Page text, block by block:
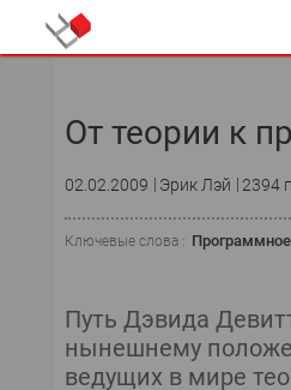
От теории к
02.02.2009 Эрик Лэй 2394
Ключевые слова :
Путь Дэвида
нынешнему
ведущих в мире